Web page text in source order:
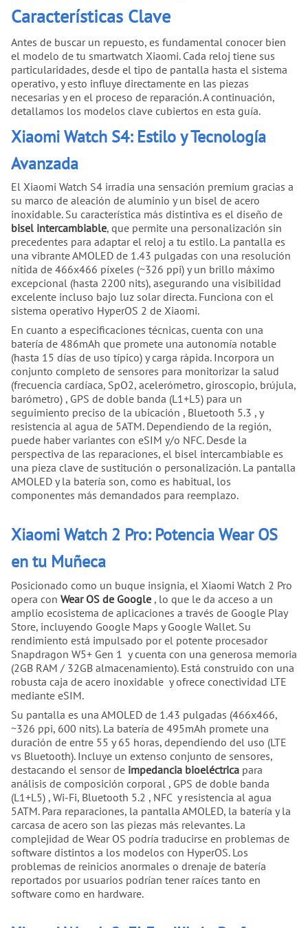
Características Clave
Antes de buscar un repuesto, es fundamental conocer bien
el modelo de tu smartwatch Xiaomi. Cada reloj tiene sus
particularidades, desde el tipo de pantalla hasta el sistema
operativo, y esto influye directamente en las piezas
necesarias y en el proceso de reparación. A continuación,
detallamos los modelos clave cubiertos en esta guía.
Xiaomi Watch S4: Estilo y Tecnología
Avanzada
El Xiaomi Watch S4 irradia una sensación premium gracias a
su marco de aleación de aluminio y un bisel de acero
inoxidable. Su característica más distintiva es el diseño de
bisel intercambiable, que permite una personalización sin
precedentes para adaptar el reloj a tu estilo. La pantalla es
una vibrante AMOLED de 1.43 pulgadas con una resolución
nítida de 466x466 píxeles (~326 ppi) y un brillo máximo
excepcional (hasta 2200 nits), asegurando una visibilidad
excelente incluso bajo luz solar directa. Funciona con el
sistema operativo HyperOS 2 de Xiaomi.
En cuanto a especificaciones técnicas, cuenta con una
batería de 486mAh que promete una autonomía notable
(hasta 15 días de uso típico) y carga rápida. Incorpora un
conjunto completo de sensores para monitorizar la salud
(frecuencia cardíaca, SpO2, acelerómetro, giroscopio, brújula,
barómetro) , GPS de doble banda (L1+L5) para un
seguimiento preciso de la ubicación , Bluetooth 5.3 , y
resistencia al agua de 5ATM. Dependiendo de la región,
puede haber variantes con eSIM y/o NFC. Desde la
perspectiva de las reparaciones, el bisel intercambiable es
una pieza clave de sustitución o personalización. La pantalla
AMOLED y la batería son, como es habitual, los
componentes más demandados para reemplazo.
Xiaomi Watch 2 Pro: Potencia Wear OS
en tu Muñeca
Posicionado como un buque insignia, el Xiaomi Watch 2 Pro
opera con Wear OS de Google , lo que le da acceso a un
amplio ecosistema de aplicaciones a través de Google Play
Store, incluyendo Google Maps y Google Wallet. Su
rendimiento está impulsado por el potente procesador
Snapdragon W5+ Gen 1 y cuenta con una generosa memoria
(2GB RAM / 32GB almacenamiento). Está construido con una
robusta caja de acero inoxidable y ofrece conectividad LTE
mediante eSIM.
Su pantalla es una AMOLED de 1.43 pulgadas (466x466,
~326 ppi, 600 nits). La batería de 495mAh promete una
duración de entre 55 y 65 horas, dependiendo del uso (LTE
vs Bluetooth). Incluye un extenso conjunto de sensores,
destacando el sensor de impedancia bioeléctrica para
análisis de composición corporal , GPS de doble banda
(L1+L5) , Wi-Fi, Bluetooth 5.2 , NFC y resistencia al agua
5ATM. Para reparaciones, la pantalla AMOLED, la batería y la
carcasa de acero son las piezas más relevantes. La
complejidad de Wear OS podría traducirse en problemas de
software distintos a los modelos con HyperOS. Los
problemas de reinicios anormales o drenaje de batería
reportados por usuarios podrían tener raíces tanto en
software como en hardware.